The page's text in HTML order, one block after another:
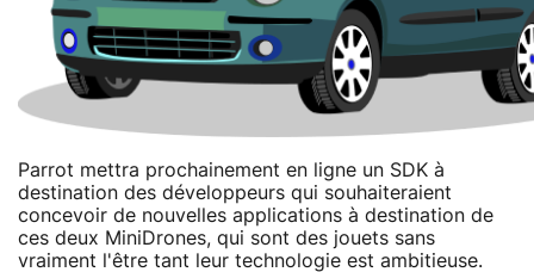
Parrot mettra prochainement en ligne un SDK à
destination des développeurs qui souhaiteraient
concevoir de nouvelles applications à destination de
ces deux MiniDrones, qui sont des jouets sans
vraiment l'être tant leur technologie est ambitieuse.